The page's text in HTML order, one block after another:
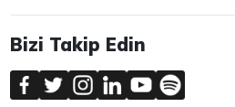
Bizi Takip Edin